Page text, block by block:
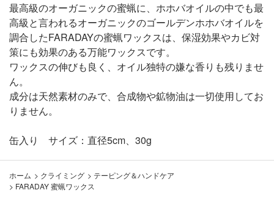
最高級のオーガニックの蜜蝋に、ホホバオイルの中でも最
高級と言われるオーガニックのゴールデンホホバオイルを
調合したFARADAYの蜜蝋ワックスは、保湿効果やカビ対
策にも効果のある万能ワックスです。
ワックスの伸びも良く、オイル独特の嫌な香りも残りませ
ん。
成分は天然素材のみで、合成物や鉱物油は一切使用してお
りません。
缶入り サイズ：直径5cm、30g
ホーム > クライミング > テーピング＆ハンドケア
> FARADAY 蜜蝋ワックス